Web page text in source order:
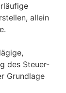
allein
des Steuer-
Grundlage